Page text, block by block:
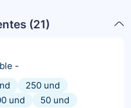
(21)
-
250 und
und
50 und